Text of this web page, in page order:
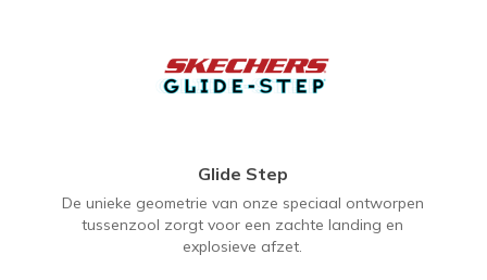
Glide Step
De unieke geometrie van onze speciaal ontworpen
tussenzool zorgt voor een zachte landing en
explosieve afzet.